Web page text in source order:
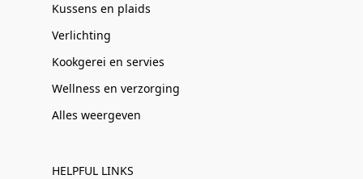
Kussens en plaids
Verlichting
Kookgerei en servies
Wellness en verzorging
Alles weergeven
HELPFUL LINKS